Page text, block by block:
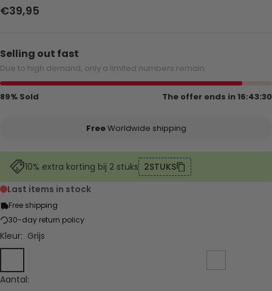
Aanbiedingsprijs
€39,95
Selling out fast
Due to high demand, only a limited numbers remain.
89% Sold The offer ends in16:43:29
FreeWorldwide shipping
10% extra korting bij 2 stuks 2STUKS
Last items in stock
Free shipping
30-day return policy
Kleur: Grijs
Aantal: